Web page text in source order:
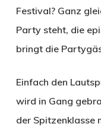
Festival? Ganz
Party steht, die
bringt die
Einfach den
wird in Gang
der Spitzenklasse